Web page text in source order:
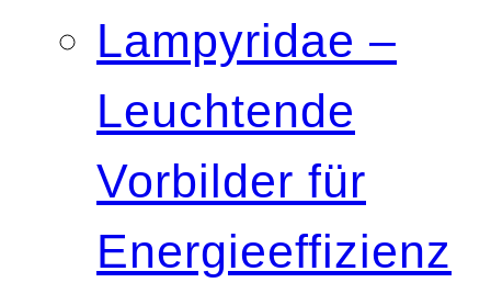
Lampyridae –
Leuchtende
Vorbilder für
Energieeffizienz